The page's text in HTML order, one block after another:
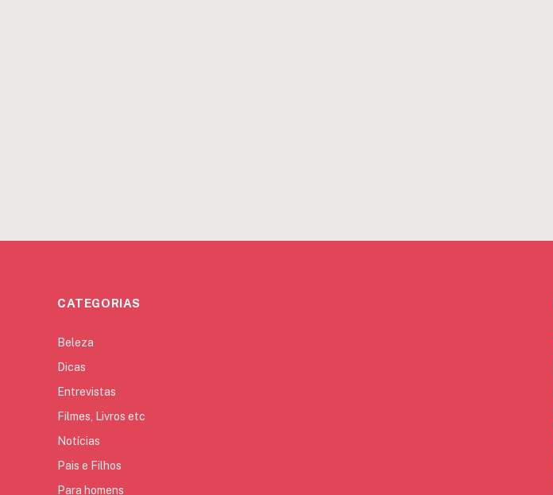
CATEGORIAS
Beleza
Dicas
Entrevistas
Filmes, Livros etc
Notícias
Pais e Filhos
Para homens